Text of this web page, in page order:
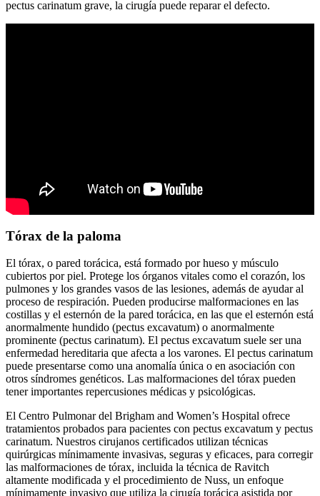
pectus carinatum grave, la cirugía puede reparar el defecto.
Tórax de la paloma
El tórax, o pared torácica, está formado por hueso y músculo
cubiertos por piel. Protege los órganos vitales como el corazón, los
pulmones y los grandes vasos de las lesiones, además de ayudar al
proceso de respiración. Pueden producirse malformaciones en las
costillas y el esternón de la pared torácica, en las que el esternón está
anormalmente hundido (pectus excavatum) o anormalmente
prominente (pectus carinatum). El pectus excavatum suele ser una
enfermedad hereditaria que afecta a los varones. El pectus carinatum
puede presentarse como una anomalía única o en asociación con
otros síndromes genéticos. Las malformaciones del tórax pueden
tener importantes repercusiones médicas y psicológicas.
El Centro Pulmonar del Brigham and Women’s Hospital ofrece
tratamientos probados para pacientes con pectus excavatum y pectus
carinatum. Nuestros cirujanos certificados utilizan técnicas
quirúrgicas mínimamente invasivas, seguras y eficaces, para corregir
las malformaciones de tórax, incluida la técnica de Ravitch
altamente modificada y el procedimiento de Nuss, un enfoque
mínimamente invasivo que utiliza la cirugía torácica asistida por